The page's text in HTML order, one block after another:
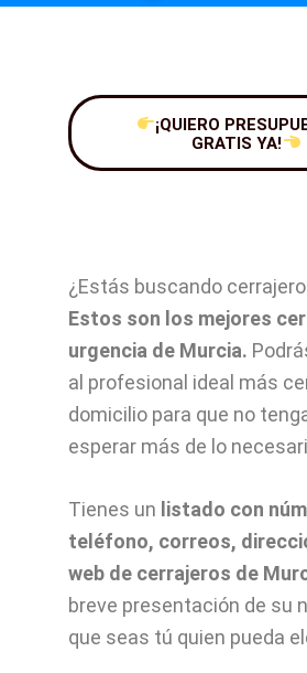
¡QUIERO
GRATIS YA!
¿Estás buscando
Estos son los mejores
urgencia de Murcia.
al profesional ideal más
domicilio para que no
esperar más de lo
Tienes un listado con
teléfono, correos,
web de cerrajeros de
breve presentación de su
que seas tú quien pueda